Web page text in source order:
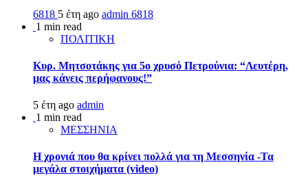
6818 5 έτη ago admin 6818
1 min read
ΠΟΛΙΤΙΚΗ
Κυρ. Μητσοτάκης για 5ο χρυσό Πετρούνια: “Λευτέρη,
μας κάνεις περήφανους!”
5 έτη ago admin
1 min read
ΜΕΣΣΗΝΙΑ
Η χρονιά που θα κρίνει πολλά για τη Μεσσηνία -Τα
μεγάλα στοιχήματα (video)